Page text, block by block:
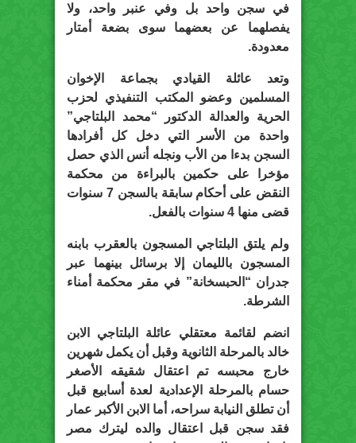
في سجن واحد بل وفي عنبر واحد، ولا
يفصلهما عن بعضهما سوى بضعة أمتار
معدودة.
وتعد عائلة القيادي بجماعة الإخوان
المسلمين وعضو المكتب التنفيذي لحزب
الحرية والعدالة الدكتور “محمد البلتاجي”
واحدة من الأسر التي دخل كل أفرادها
السجن بدءا من الأب ونجله أنس الذي حصل
مؤخرا على حكمين بالبراءة من محكمة
النقض على أحكام سابقة بالسجن 7 سنوات
قضى منها 4 سنوات بالفعل.
ولم يلتق البلتاجي المسجون بالعقرب بابنه
المسجون بالليمان إلا برسائل بينهما عبر
جدران “الحبسخانة” في مقر محكمة أمناء
الشرطة.
انضم لقائمة معتقلي عائلة البلتاجي الابن
خالد بالمرحلة الثانوية وقبل أن يكمل شهرين
خارج محبسه تم اعتقال شقيقه الأصغر
حسام بالمرحلة الإعدادية لعدة أسابيع قبل
أن تطلق النيابة سراحه، أما الابن الأكبر عمار
فقد سجن قبل اعتقال والده ليترك مصر